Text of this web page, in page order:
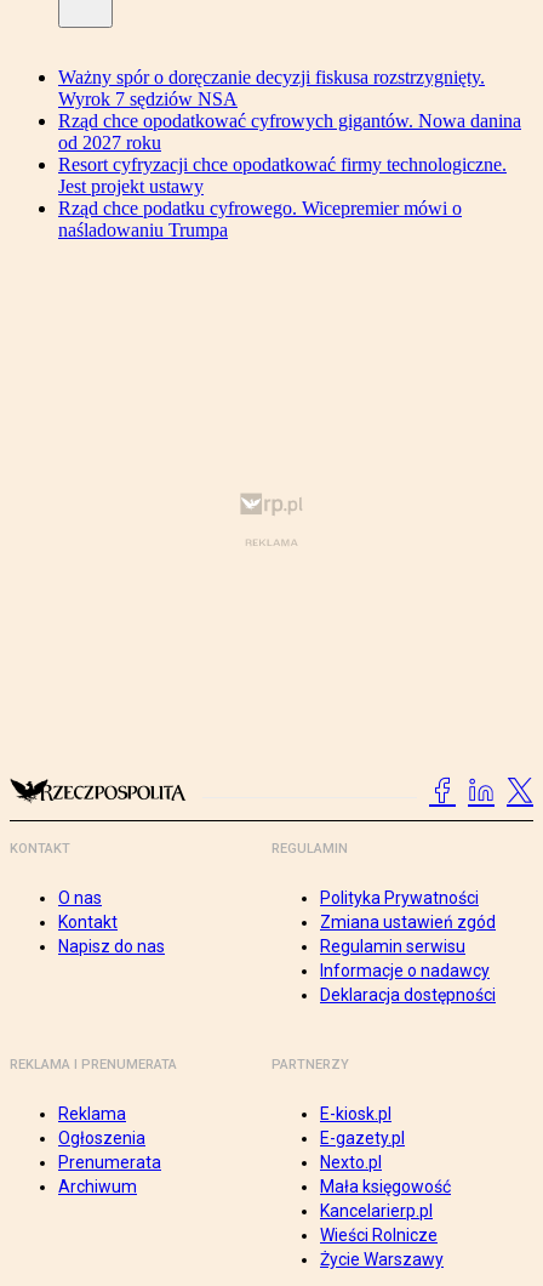
Ważny spór o doręczanie decyzji fiskusa rozstrzygnięty.
Wyrok 7 sędziów NSA
Rząd chce opodatkować cyfrowych gigantów. Nowa danina
od 2027 roku
Resort cyfryzacji chce opodatkować firmy technologiczne.
Jest projekt ustawy
Rząd chce podatku cyfrowego. Wicepremier mówi o
naśladowaniu Trumpa
KONTAKT
O nas
Kontakt
Napisz do nas
REGULAMIN
Polityka Prywatności
Zmiana ustawień zgód
Regulamin serwisu
Informacje o nadawcy
Deklaracja dostępności
REKLAMA I PRENUMERATA
Reklama
Ogłoszenia
Prenumerata
Archiwum
PARTNERZY
E-kiosk.pl
E-gazety.pl
Nexto.pl
Mała księgowość
Kancelarierp.pl
Wieści Rolnicze
Życie Warszawy